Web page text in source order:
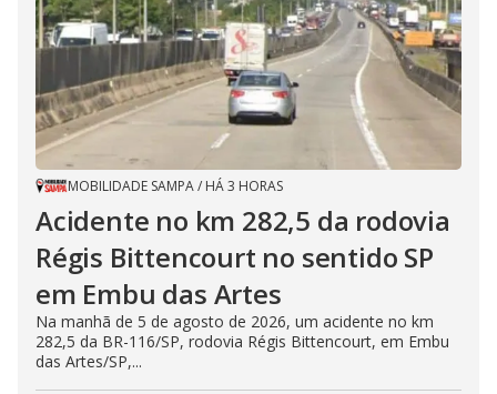
MOBILIDADE SAMPA/ HÁ 3 HORAS
Acidente no km 282,5 da rodovia
Régis Bittencourt no sentido SP
em Embu das Artes
Na manhã de 5 de agosto de 2026, um acidente no km
282,5 da BR-116/SP, rodovia Régis Bittencourt, em Embu
das Artes/SP,...